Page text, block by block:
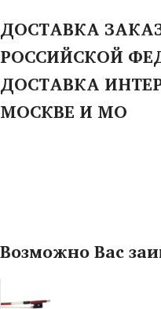
ДОСТАВКА
РОССИЙСКОЙ
ДОСТАВКА
МОСКВЕ И МО
Возможно Вас